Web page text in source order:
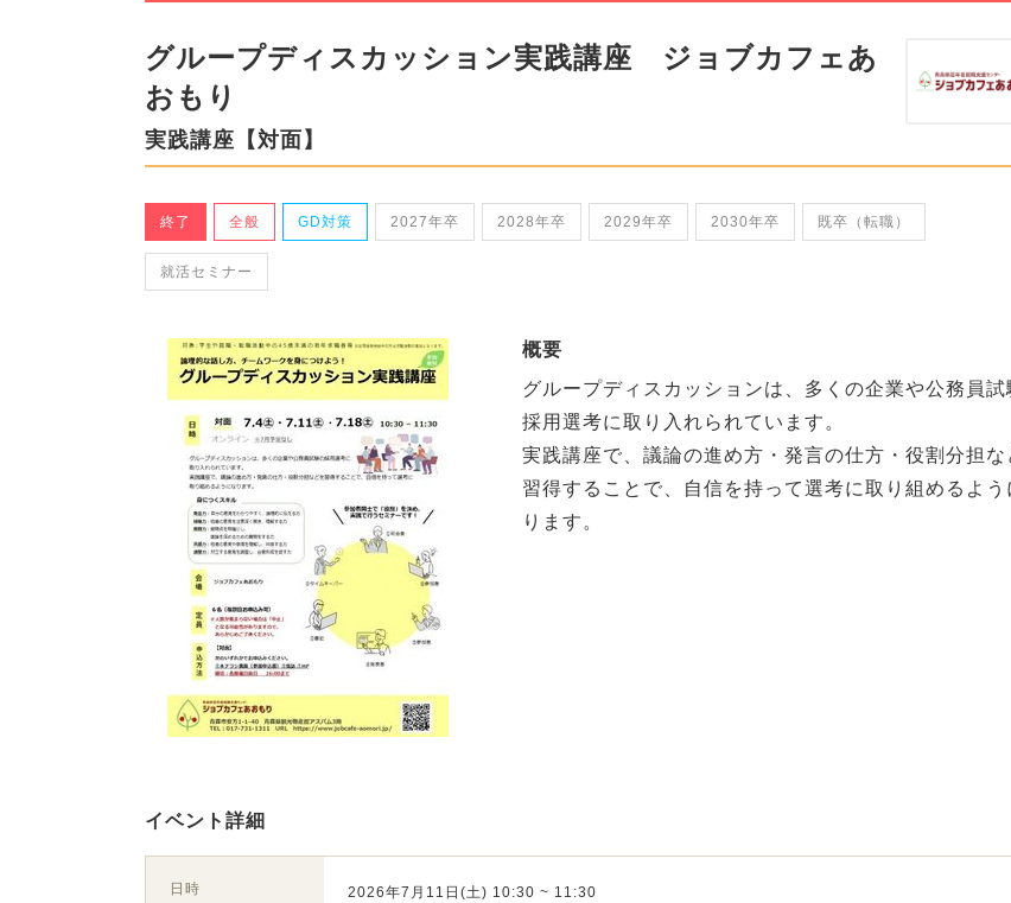
グループディスカッション実践講座 ジョブカフェあ
おもり
実践講座【対面】
終了 全般 GD対策 2027年卒 2028年卒 2029年卒 2030年卒 既卒（転職）
就活セミナー
概要
グループディスカッションは、多くの企業や公務員試
採用選考に取り入れられています。
実践講座で、議論の進め方・発言の仕方・役割分担な
習得することで、自信を持って選考に取り組めるよう
ります。
イベント詳細
日時 2026年7月11日(土) 10:30 ~ 11:30